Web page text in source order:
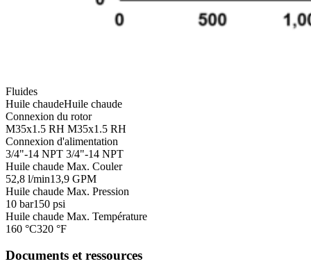
Fluides
Huile chaudeHuile chaude
Connexion du rotor
M35x1.5 RH M35x1.5 RH
Connexion d'alimentation
3/4"-14 NPT 3/4"-14 NPT
Huile chaude Max. Couler
52,8 l/min13,9 GPM
Huile chaude Max. Pression
10 bar150 psi
Huile chaude Max. Température
160 °C320 °F
Documents et ressources